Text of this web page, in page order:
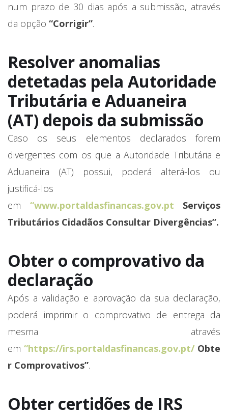
num prazo de 30 dias após a submissão, através
da opção “Corrigir”.
Resolver anomalias
detetadas pela Autoridade
Tributária e Aduaneira
(AT) depois da submissão
Caso os seus elementos declarados forem
divergentes com os que a Autoridade Tributária e
Aduaneira (AT) possui, poderá alterá-los ou
justificá-los
em “www.portaldasfinancas.gov.pt Serviços
Tributários Cidadãos Consultar Divergências”.
Obter o comprovativo da
declaração
Após a validação e aprovação da sua declaração,
poderá imprimir o comprovativo de entrega da
mesma através
em “https://irs.portaldasfinancas.gov.pt/ Obte
r Comprovativos”.
Obter certidões de IRS